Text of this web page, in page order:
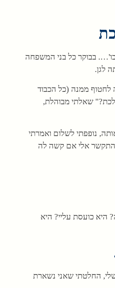
בבוקר כל בני המשפחה
לגן.
לחטוף ממנה (כל הכבוד
שאלתי מבוהלת,
נופפתי לשלום ואמרתי
להתקשר אלי אם קשה לה
היא כועסת עליי? היא
החלטתי שאני נשארת